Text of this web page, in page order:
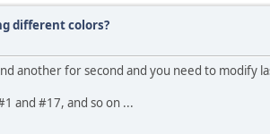
different colors?
another for second and you need to modify
and #17, and so on ...